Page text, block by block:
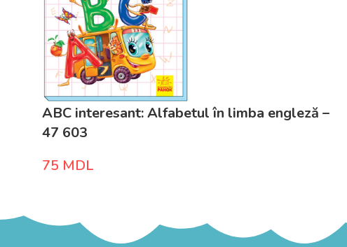
ABC interesant: Alfabetul în limba engleză –
47 603
75 MDL